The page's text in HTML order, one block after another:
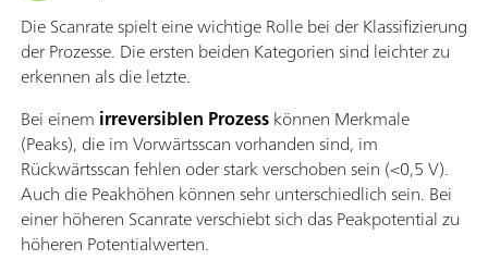
Die Scanrate spielt eine wichtige Rolle bei der Klassifizierung
der Prozesse. Die ersten beiden Kategorien sind leichter zu
erkennen als die letzte.
Bei einem irreversiblen Prozesskönnen Merkmale
(Peaks), die im Vorwärtsscan vorhanden sind, im
Rückwärtsscan fehlen oder stark verschoben sein (<0,5 V).
Auch die Peakhöhen können sehr unterschiedlich sein. Bei
einer höheren Scanrate verschiebt sich das Peakpotential zu
höheren Potentialwerten.